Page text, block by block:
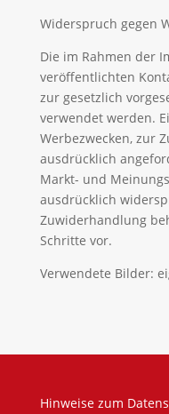
Widerspruch gegen
Die im Rahmen der
veröffentlichten
zur gesetzlich
verwendet werden.
Werbezwecken, zur
ausdrücklich
Markt- und
ausdrücklich
Zuwiderhandlung
Schritte vor.
Verwendete Bilder:
Hinweise zum